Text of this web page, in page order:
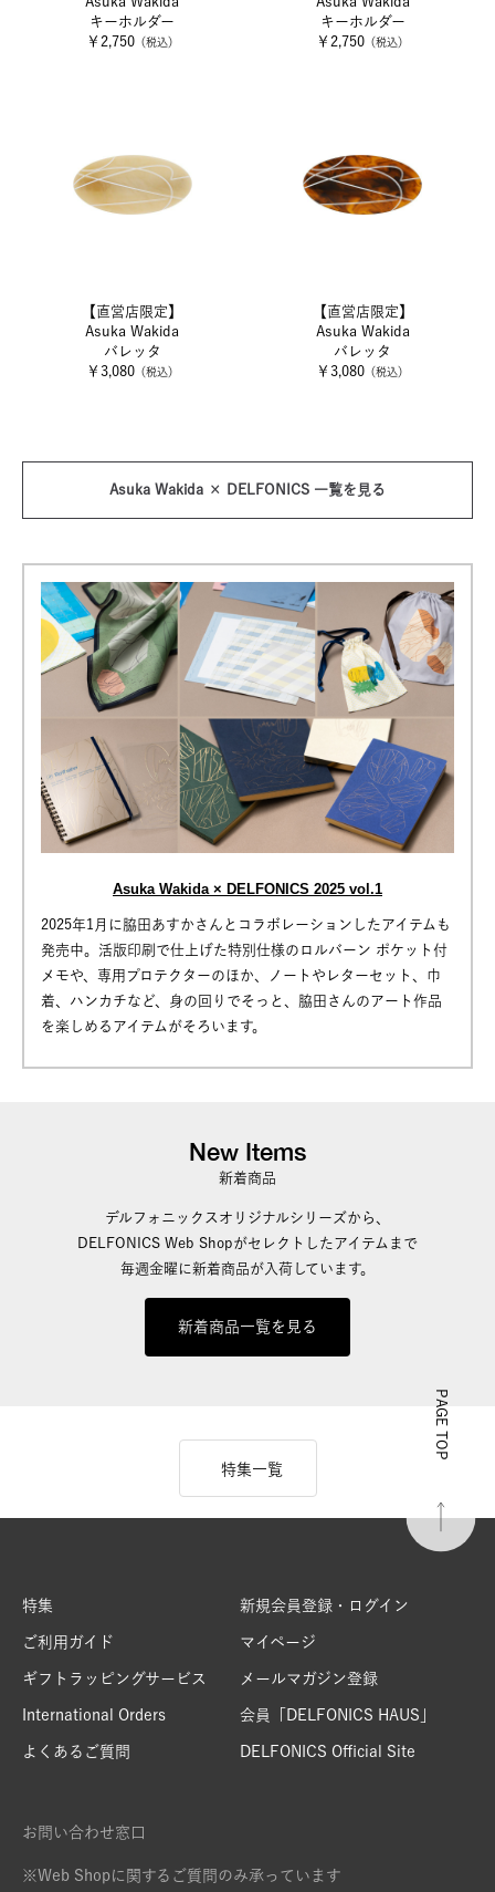
キーホルダー
￥2,750（税込）
キーホルダー
￥2,750 （税込）
【直営店限定】
Asuka Wakida
バレッタ
￥3,080（税込）
【直営店限定】
Asuka Wakida
バレッタ
￥3,080 （税込）
Asuka Wakida × DELFONICS 一覧を見る
Asuka Wakida × DELFONICS 2025 vol.1
2025年1月に脇田あすかさんとコラボレーションしたアイテムも
発売中。活版印刷で仕上げた特別仕様のロルバーン ポケット付
メモや、専用プロテクターのほか、ノートやレターセット、巾
着、ハンカチなど、身の回りでそっと、脇田さんのアート作品
を楽しめるアイテムがそろいます。
New Items
新着商品
デルフォニックスオリジナルシリーズから、
DELFONICS Web Shopがセレクトしたアイテムまで
毎週金曜に新着商品が入荷しています。
新着商品一覧を見る
特集一覧
PAGE TOP
特集
ご利用ガイド
ギフトラッピングサービス
International Orders
よくあるご質問
新規会員登録・ログイン
マイページ
メールマガジン登録
会員「DELFONICS HAUS」
DELFONICS Official Site
お問い合わせ窓口
※Web Shopに関するご質問のみ承っています